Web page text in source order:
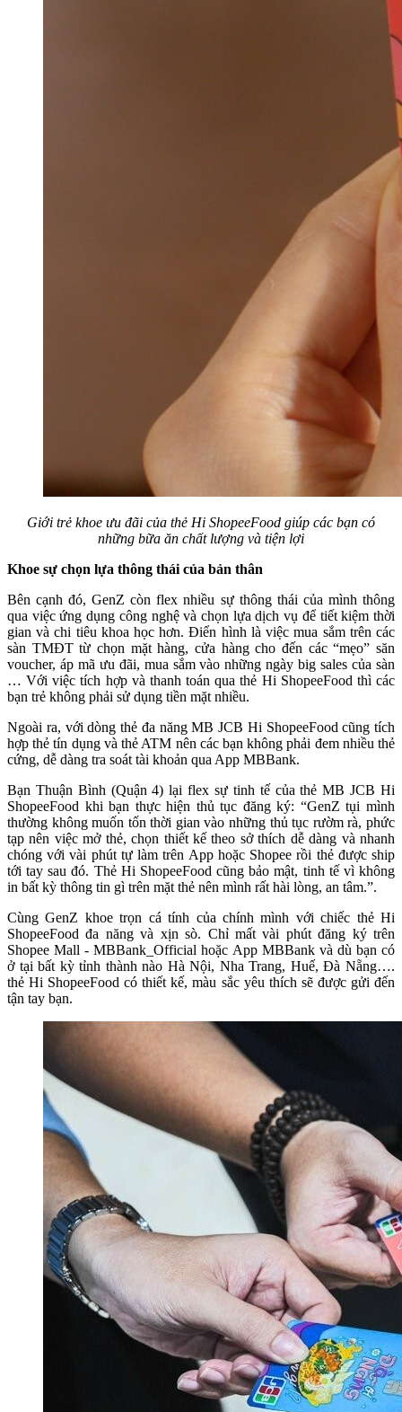
Giới trẻ khoe ưu đãi của thẻ Hi ShopeeFood giúp các bạn có
những bữa ăn chất lượng và tiện lợi
Khoe sự chọn lựa thông thái của bản thân
Bên cạnh đó, GenZ còn flex nhiều sự thông thái của mình thông
qua việc ứng dụng công nghệ và chọn lựa dịch vụ để tiết kiệm thời
gian và chi tiêu khoa học hơn. Điển hình là việc mua sắm trên các
sàn TMĐT từ chọn mặt hàng, cửa hàng cho đến các “mẹo” săn
voucher, áp mã ưu đãi, mua sắm vào những ngày big sales của sàn
… Với việc tích hợp và thanh toán qua thẻ Hi ShopeeFood thì các
bạn trẻ không phải sử dụng tiền mặt nhiều.
Ngoài ra, với dòng thẻ đa năng MB JCB Hi ShopeeFood cũng tích
hợp thẻ tín dụng và thẻ ATM nên các bạn không phải đem nhiều thẻ
cứng, dễ dàng tra soát tài khoản qua App MBBank.
Bạn Thuận Bình (Quận 4) lại flex sự tinh tế của thẻ MB JCB Hi
ShopeeFood khi bạn thực hiện thủ tục đăng ký: “GenZ tụi mình
thường không muốn tốn thời gian vào những thủ tục rườm rà, phức
tạp nên việc mở thẻ, chọn thiết kế theo sở thích dễ dàng và nhanh
chóng với vài phút tự làm trên App hoặc Shopee rồi thẻ được ship
tới tay sau đó. Thẻ Hi ShopeeFood cũng bảo mật, tinh tế vì không
in bất kỳ thông tin gì trên mặt thẻ nên mình rất hài lòng, an tâm.”.
Cùng GenZ khoe trọn cá tính của chính mình với chiếc thẻ Hi
ShopeeFood đa năng và xịn sò. Chỉ mất vài phút đăng ký trên
Shopee Mall - MBBank_Official hoặc App MBBank và dù bạn có
ở tại bất kỳ tỉnh thành nào Hà Nội, Nha Trang, Huế, Đà Nẵng….
thẻ Hi ShopeeFood có thiết kế, màu sắc yêu thích sẽ được gửi đến
tận tay bạn.